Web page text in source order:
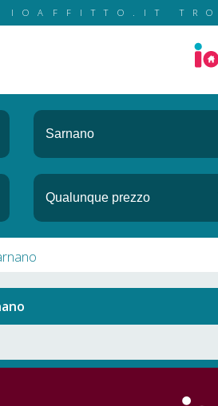
IOAFFITTO.IT